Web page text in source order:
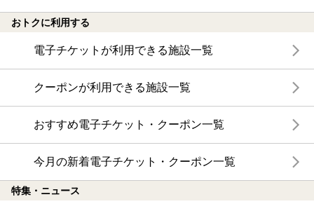
おトクに利用する
電子チケットが利用できる施設一覧
クーポンが利用できる施設一覧
おすすめ電子チケット・クーポン一覧
今月の新着電子チケット・クーポン一覧
特集・ニュース